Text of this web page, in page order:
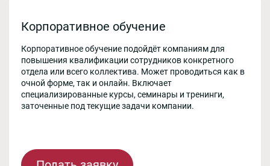
Корпоративное обучение
Корпоративное обучение подойдёт компаниям для
повышения квалификации сотрудников конкретного
отдела или всего коллектива. Может проводиться как в
очной форме, так и онлайн. Включает
специализированные курсы, семинары и тренинги,
заточенные под текущие задачи компании.